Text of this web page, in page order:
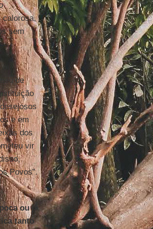
calorosa,
sem
de
e em
dos
vir
Povos”.
ou já
tanto